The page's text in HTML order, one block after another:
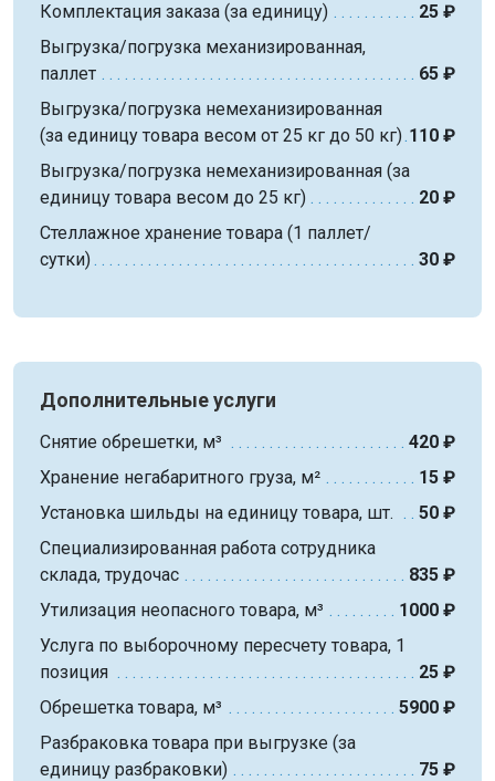
Комплектация заказа (за единицу)
25 ₽
Выгрузка/погрузка механизированная,
паллет
65 ₽
Выгрузка/погрузка немеханизированная
(за единицу товара весом от 25 кг до 50 кг) 110 ₽
Выгрузка/погрузка немеханизированная (за
единицу товара весом до 25 кг)
20 ₽
Стеллажное хранение товара (1 паллет/
сутки)
30 ₽
Дополнительные услуги
Снятие обрешетки, м³
420 ₽
Хранение негабаритного груза, м²
15 ₽
Установка шильды на единицу товара, шт.
50 ₽
Специализированная работа сотрудника
склада, трудочас
835 ₽
Утилизация неопасного товара, м³
1000 ₽
Услуга по выборочному пересчету товара, 1
позиция
25 ₽
Обрешетка товара, м³
5900 ₽
Разбраковка товара при выгрузке (за
единицу разбраковки)
75 ₽